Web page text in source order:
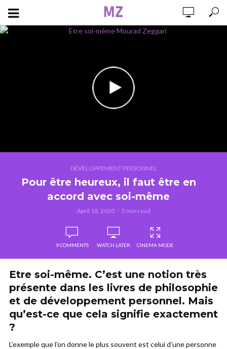
DÉVELOPPEMENT PERSONNEL
Pour être heureux, il faut être en
accord avec soi-même
April 18, 2020 5 min read
9 COMMENTS WATCH LATER CINEMA MODE
Etre soi-même. C’est une notion très
présente dans les livres de philosophie
et de développement personnel. Mais
qu’est-ce que cela signifie exactement
?
L’exemple que l’on donne le plus souvent est celui d’une personne